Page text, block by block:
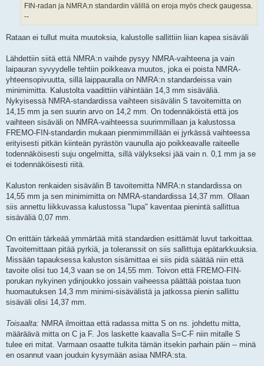
FIN-radan ja NMRA:n standardin välillä on eroja myös check gaugessa.
--
Rataan ei tullut muita muutoksia, kalustolle sallittiin liian kapea sisäväli
Lähdettiin siitä että NMRA:n vaihde pysyy NMRA-vaihteena ja vain
laipauran syvyydelle tehtiin poikkeava muutos, joka ei poista NMRA-
yhteensopivuutta, sillä laippauralla on NMRA:n standardeissa vain
minimimitta. Kalustolta vaadittiin vähintään 14,3 mm sisäväliä.
Nykyisessä NMRA-standardissa vaihteen sisävälin S tavoitemitta on
14,15 mm ja sen suurin arvo on 14,2 mm. On todennäköistä että jos
vaihteen sisäväli on NMRA-vaihteessa suurimmillaan ja kalustossa
FREMO-FIN-standardin mukaan pienmimmillään ei jyrkässä vaihteessa
erityisesti pitkän kiinteän pyrästön vaunulla ajo poikkeavalle raiteelle
todennäköisesti suju ongelmitta, sillä välykseksi jää vain n. 0,1 mm ja se
ei todennäköisesti riitä.
Kaluston renkaiden sisävälin B tavoitemitta NMRA:n standardissa on
14,55 mm ja sen minimimitta on NMRA-standardissa 14,37 mm. Ollaan
siis annettu liikkuvassa kalustossa "lupa" kaventaa pienintä sallittua
sisäväliä 0,07 mm.
On erittäin tärkeää ymmärtää mitä standardien esittämät luvut tarkoittaa.
Tavoitemittaan pitää pyrkiä, ja toleranssit on siis sallittuja epätarkkuuksia.
Missään tapauksessa kaluston sisämittaa ei siis pidä säätää niin että
tavoite olisi tuo 14,3 vaan se on 14,55 mm. Toivon että FREMO-FIN-
porukan nykyinen ydinjoukko jossain vaiheessa päättää poistaa tuon
huomautuksen 14,3 mm minimi-sisävälistä ja jatkossa pienin sallittu
sisäväli olisi 14,37 mm.
Toisaalta: NMRA ilmoittaa että radassa mitta S on ns. johdettu mitta,
määräävä mitta on C ja F. Jos laskette kaavalla S=C-F niin mitalle S
tulee eri mitat. Varmaan osaatte tulkita tämän itsekin parhain päin -- minä
en osannut vaan jouduin kysymään asiaa NMRA:sta.